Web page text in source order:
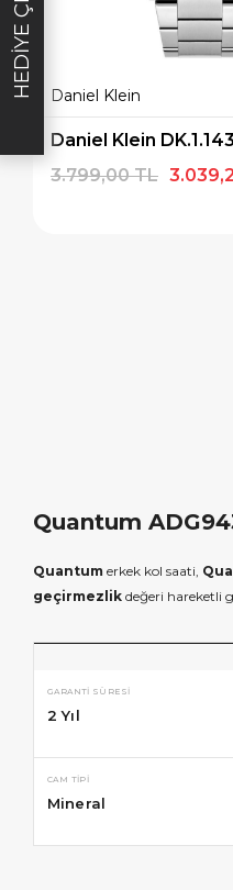
Daniel Klein
3.799,00 TL
Quantum
Quantum erkek kol saati,
geçirmezlik değeri hareketli
GARANTI SÜRESI
2 Yıl
CAM TIPI
Mineral
HEDIYE ÇEKI